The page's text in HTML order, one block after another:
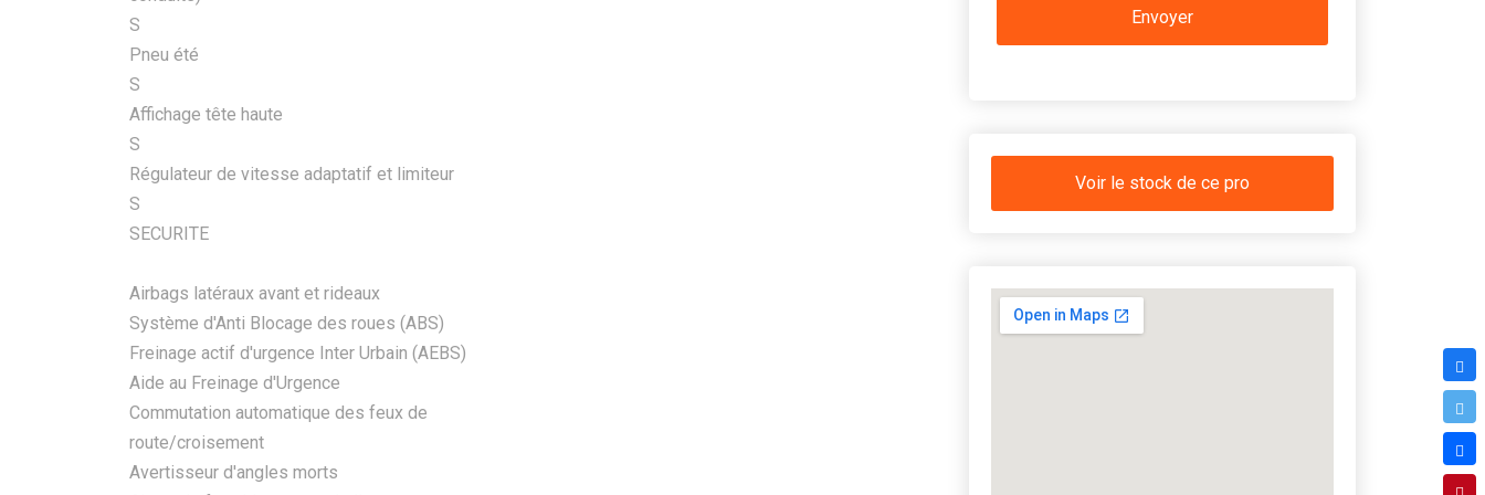
S
Pneu été
S
Affichage tête haute
S
Régulateur de vitesse adaptatif et limiteur
S
SECURITE
Airbags latéraux avant et rideaux
Système d'Anti Blocage des roues (ABS)
Freinage actif d'urgence Inter Urbain (AEBS)
Aide au Freinage d'Urgence
Commutation automatique des feux de
route/croisement
Avertisseur d'angles morts
Voir le stock de ce pro